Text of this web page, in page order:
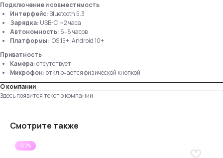
Подключение и совместимость
Интерфейс: Bluetooth 5.3
Зарядка: USB-C, ~2 часа
Автономность: 6–8 часов
Платформы: iOS 15+, Android 10+
Приватность
Камера:отсутствует
Микрофон:отключается физической кнопкой
О компании
Здесь появится текст о компании
Смотрите также
-30%
Поможем подобрать оптимальное решение